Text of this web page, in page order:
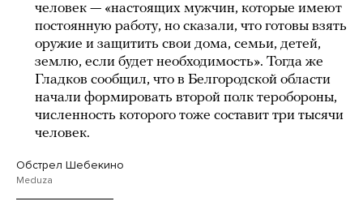
человек — «настоящих мужчин, которые имеют
постоянную работу, но сказали, что готовы взять
оружие и защитить свои дома, семьи, детей,
землю, если будет необходимость». Тогда же
Гладков сообщил, что в Белгородской области
начали формировать второй полк теробороны,
численность которого тоже составит три тысячи
человек.
Обстрел Шебекино
Meduza